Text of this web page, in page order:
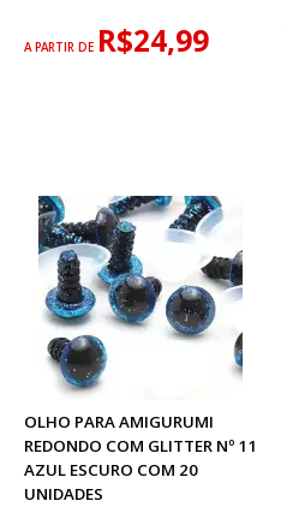
A PARTIR DE R$24,99
OLHO PARA AMIGURUMI
REDONDO COM GLITTER Nº 11
AZUL ESCURO COM 20
UNIDADES